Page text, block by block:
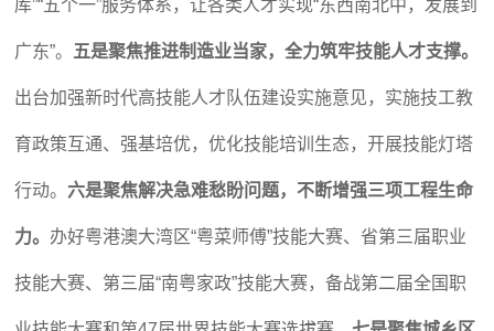
库”“五个一”服务体系，让各类人才实现“东西南北中，发展到
广东”。 五是聚焦推进制造业当家，全力筑牢技能人才支撑。
出台加强新时代高技能人才队伍建设实施意见，实施技工教
育政策互通、强基培优，优化技能培训生态，开展技能灯塔
行动。 六是聚焦解决急难愁盼问题，不断增强三项工程生命
力。 办好粤港澳大湾区“粤菜师傅”技能大赛、省第三届职业
技能大赛、第三届“南粤家政”技能大赛，备战第二届全国职